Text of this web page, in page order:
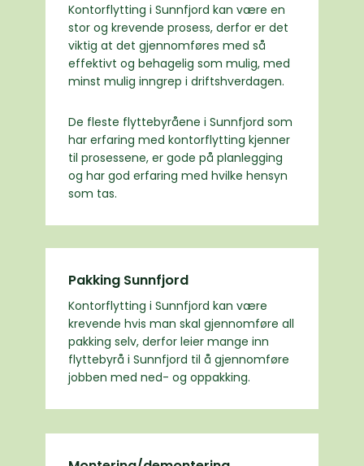
Kontorflytting i Sunnfjord kan være en
stor og krevende prosess, derfor er det
viktig at det gjennomføres med så
effektivt og behagelig som mulig, med
minst mulig inngrep i driftshverdagen.
De fleste flyttebyråene i Sunnfjord som
har erfaring med kontorflytting kjenner
til prosessene, er gode på planlegging
og har god erfaring med hvilke hensyn
som tas.
Pakking Sunnfjord
Kontorflytting i Sunnfjord kan være
krevende hvis man skal gjennomføre all
pakking selv, derfor leier mange inn
flyttebyrå i Sunnfjord til å gjennomføre
jobben med ned- og oppakking.